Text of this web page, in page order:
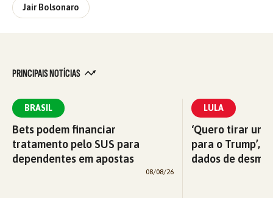
Jair Bolsonaro
PRINCIPAIS NOTÍCIAS
BRASIL
Bets podem financiar
tratamento pelo SUS para
dependentes em apostas
08/08/26
LULA
‘Quero tirar
para o Trump’,
dados de